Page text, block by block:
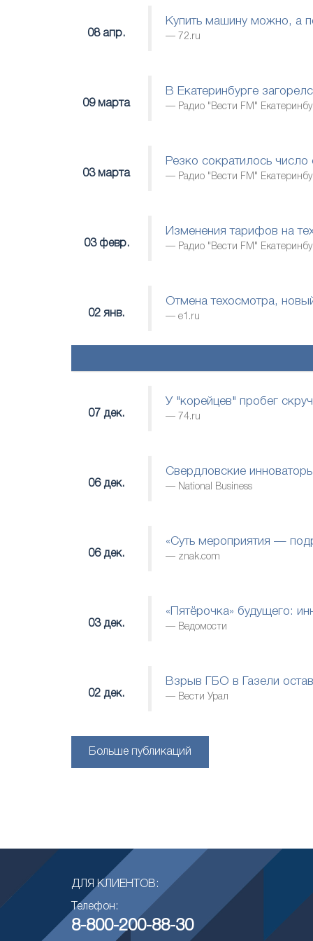
08 апр.
Купить машину можно, а
72.ru
09 марта
В Екатеринбурге
Радио "Вести FM"
03 марта
Резко сократилось число
Радио "Вести FM"
03 февр.
Изменения тарифов на
Радио "Вести FM"
02 янв.
Отмена техосмотра,
е1.ru
07 дек.
У "корейцев" пробег
74.ru
06 дек.
Свердловские
National Business
06 дек.
«Суть мероприятия —
znak.com
03 дек.
«Пятёрочка» будущего:
Ведомости
02 дек.
Взрыв ГБО в Газели
Вести Урал
Больше публикаций
ДЛЯ КЛИЕНТОВ:
Телефон:
8-800-200-88-30